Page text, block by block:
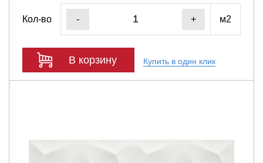
Кол-во - + м2
В корзину Купить в один клик